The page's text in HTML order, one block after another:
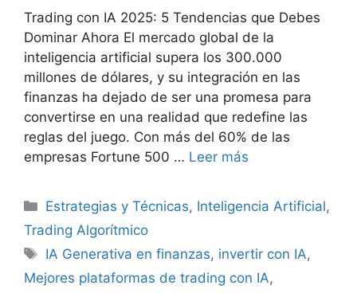
Trading con IA 2025: 5 Tendencias que Debes
Dominar Ahora El mercado global de la
inteligencia artificial supera los 300.000
millones de dólares, y su integración en las
finanzas ha dejado de ser una promesa para
convertirse en una realidad que redefine las
reglas del juego. Con más del 60% de las
empresas Fortune 500 … Leer más
Categorías
Estrategias y Técnicas, Inteligencia Artificial,
Trading Algorítmico
Etiquetas
IA Generativa en finanzas, invertir con IA,
Mejores plataformas de trading con IA,